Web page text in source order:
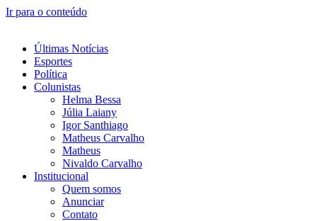
Ir para o conteúdo
Últimas Notícias
Esportes
Política
Colunistas
Helma Bessa
Júlia Laiany
Igor Santhiago
Matheus Carvalho
Matheus
Nivaldo Carvalho
Institucional
Quem somos
Anunciar
Contato